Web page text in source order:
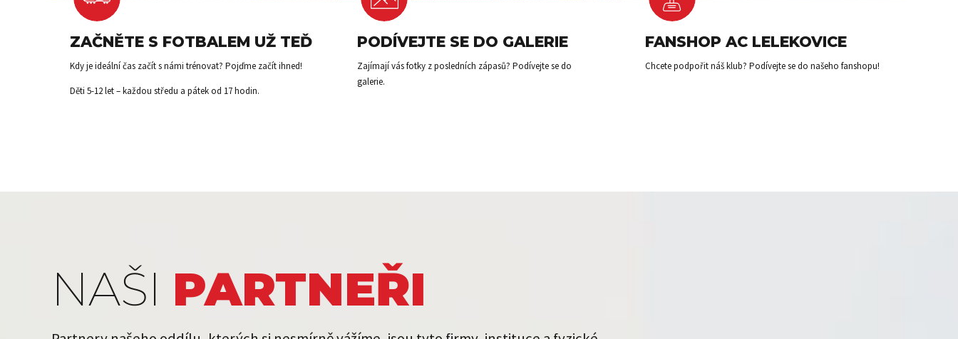
ZAČNĚTE S FOTBALEM UŽ TEĎ
Kdy je ideální čas začít s námi trénovat? Pojďme začít ihned!
Děti 5-12 let – každou středu a pátek od 17 hodin.
PODÍVEJTE SE DO GALERIE
Zajímají vás fotky z posledních zápasů? Podívejte se do
galerie.
FANSHOP AC LELEKOVICE
Chcete podpořit náš klub? Podívejte se do našeho fanshopu!
NAŠI PARTNEŘI